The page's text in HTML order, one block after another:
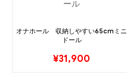
オナホール 収納しやすい65cmミニ
ドール
¥31,900